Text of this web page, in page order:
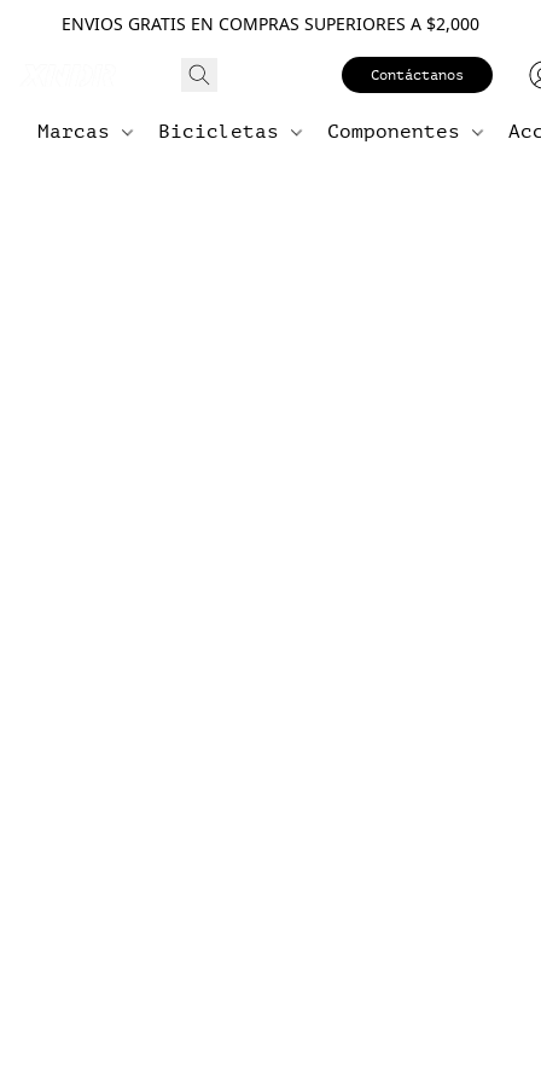
ENVIOS GRATIS EN COMPRAS SUPERIORES A $2,000
Contáctanos
Marcas Bicicletas Componentes